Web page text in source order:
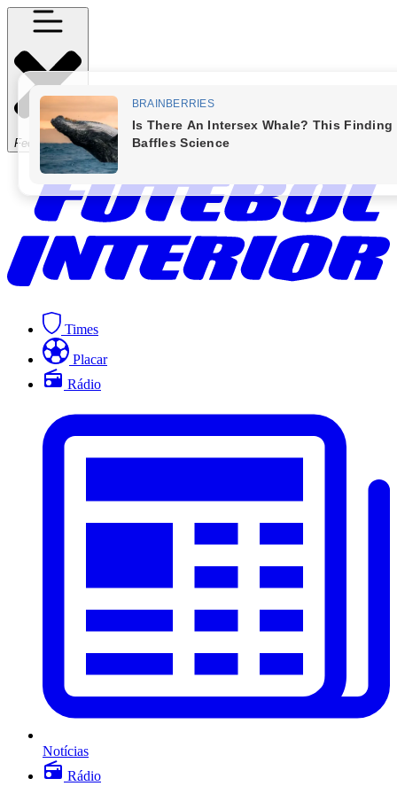
Fechar Menu
Times
Placar
Rádio
Notícias
Rádio